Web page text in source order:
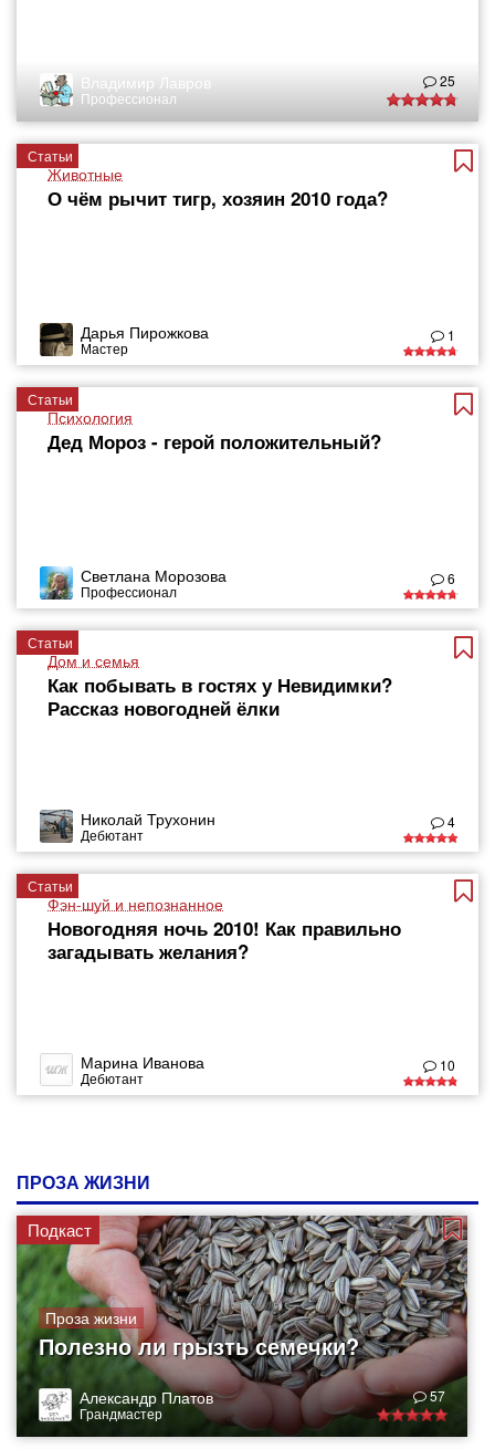
Владимир Лавров
Профессионал
25
Статьи
Животные
О чём рычит тигр, хозяин 2010 года?
Дарья Пирожкова
Мастер
1
Статьи
Психология
Дед Мороз - герой положительный?
Светлана Морозова
Профессионал
6
Статьи
Дом и семья
Как побывать в гостях у Невидимки?
Рассказ новогодней ёлки
Николай Трухонин
Дебютант
4
Статьи
Фэн-шуй и непознанное
Новогодняя ночь 2010! Как правильно
загадывать желания?
Марина Иванова
Дебютант
10
ПРОЗА ЖИЗНИ
Подкаст
Проза жизни
Полезно ли грызть семечки?
Александр Платов
Грандмастер
57